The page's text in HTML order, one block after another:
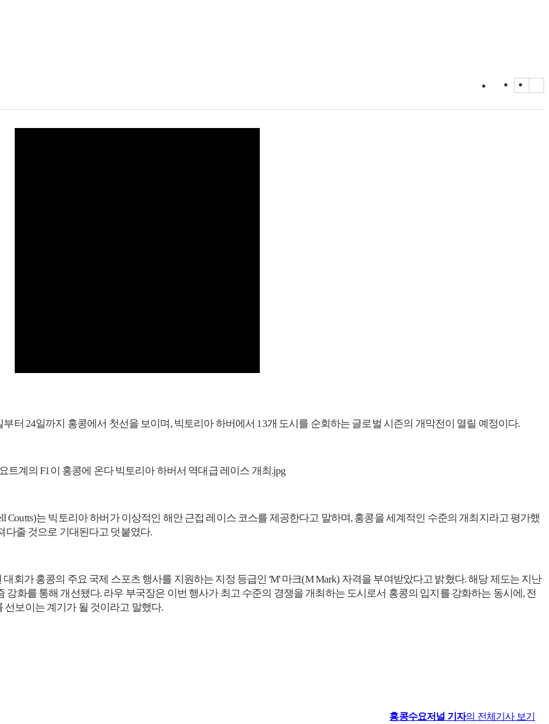
부터 24일까지 홍콩에서 첫선을 보이며, 빅토리아 하버에서 13개 도시를 순회하는 글로벌 시즌의 개막전이 열릴 예정이다.
Coutts)는 빅토리아 하버가 이상적인 해안 근접 레이스 코스를 제공한다고 말하며, 홍콩을 세계적인 수준의 개최지라고 평가했
다줄 것으로 기대된다고 덧붙였다.
회가 홍콩의 주요 국제 스포츠 행사를 지원하는 지정 등급인 'M' 마크(M Mark) 자격을 부여받았다고 밝혔다. 해당 제도는 지난
화를 통해 개선됐다. 라우 부국장은 이번 행사가 최고 수준의 경쟁을 개최하는 도시로서 홍콩의 입지를 강화하는 동시에, 전
보이는 계기가 될 것이라고 말했다.
홍콩수요저널 기자의 전체기사 보기